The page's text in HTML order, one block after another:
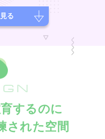
との対話を大切にしながら、音
ねてきました。レッスンでは、
る感覚や表現が自然に立ち上が
方や楽譜が苦手な方も大歓迎で
き合える時間をサポートいたし
みになるように。
る
するのに
された空間